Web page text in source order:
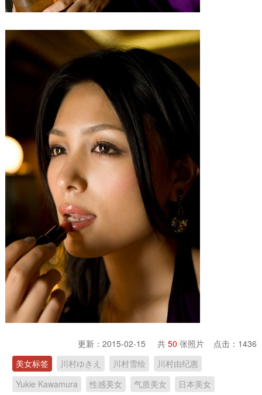
更新：2015-02-15 共50 张照片 点击： 1436
美女标签
川村ゆきえ 川村雪绘
川村由纪惠
Yukie Kawamura
性感美女 气质美女 日本美女